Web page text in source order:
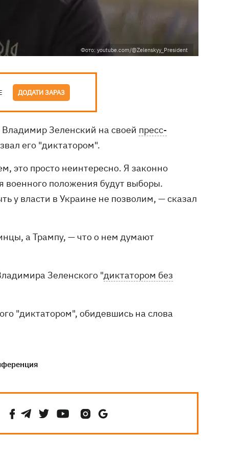
Фото: youtube.com/@Zelenskyy_President
ДОДАТИ ЗАРАЗ
Владимир Зеленский на своей пресс-
его "диктатором".
это просто неинтересно. Я законно
военного положения будут выборы.
у власти в Украине не позволим, — сказал
а Трампу, — что о нем думают
Зеленского "диктатором без
"диктатором", обидевшись на слова